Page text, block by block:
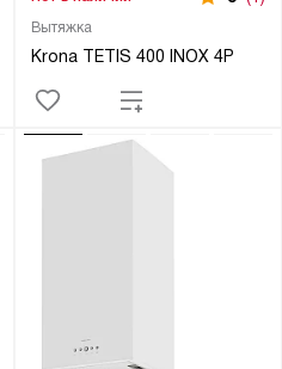
Вытяжка
Krona TETIS 400 INOX 4P